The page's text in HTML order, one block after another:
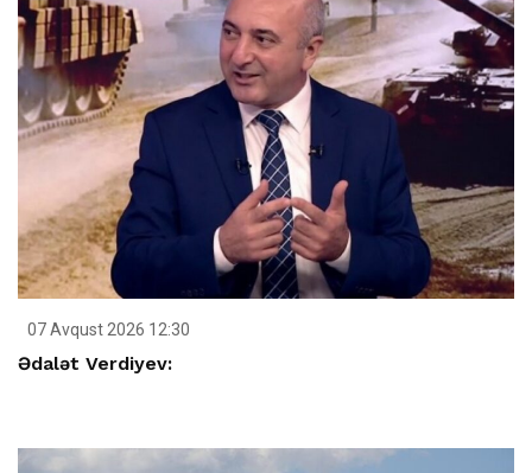
07 Avqust 2026 12:30
Ədalət Verdiyev: